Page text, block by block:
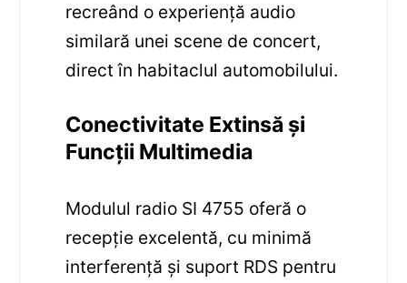
recreând o experiență audio
similară unei scene de concert,
direct în habitaclul automobilului.
Conectivitate Extinsă și
Funcții Multimedia
Modulul radio SI 4755 oferă o
recepție excelentă, cu minimă
interferență și suport RDS pentru